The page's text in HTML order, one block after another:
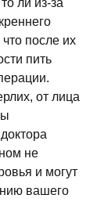
ли из-за
после их
пить
от лица
не
и могут
вашего